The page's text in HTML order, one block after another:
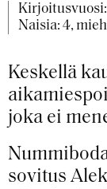
Kirjoitusvuosi:
Naisia: 4,
Keskellä
joka ei
sovitus